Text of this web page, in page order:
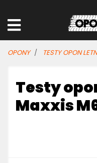
OPONY TESTY OPON
Testy
Maxxis